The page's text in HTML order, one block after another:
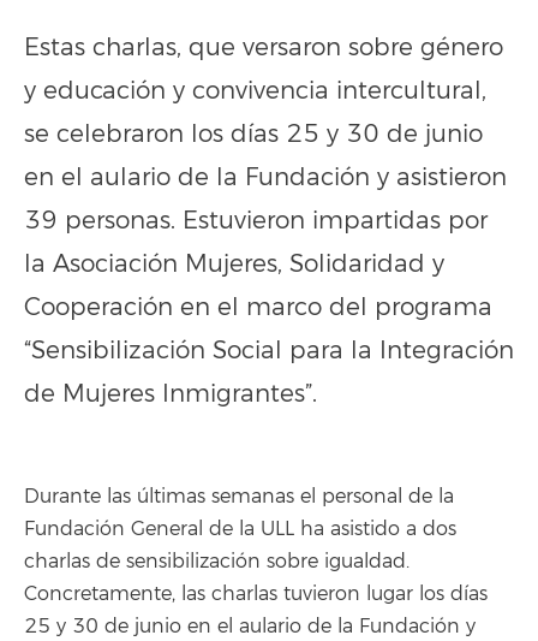
Estas charlas, que versaron sobre género
y educación y convivencia intercultural,
se celebraron los días 25 y 30 de junio
en el aulario de la Fundación y asistieron
39 personas. Estuvieron impartidas por
la Asociación Mujeres, Solidaridad y
Cooperación en el marco del programa
“Sensibilización Social para la Integración
de Mujeres Inmigrantes”.
Durante las últimas semanas el personal de la
Fundación General de la ULL ha asistido a dos
charlas de sensibilización sobre igualdad.
Concretamente, las charlas tuvieron lugar los días
25 y 30 de junio en el aulario de la Fundación y